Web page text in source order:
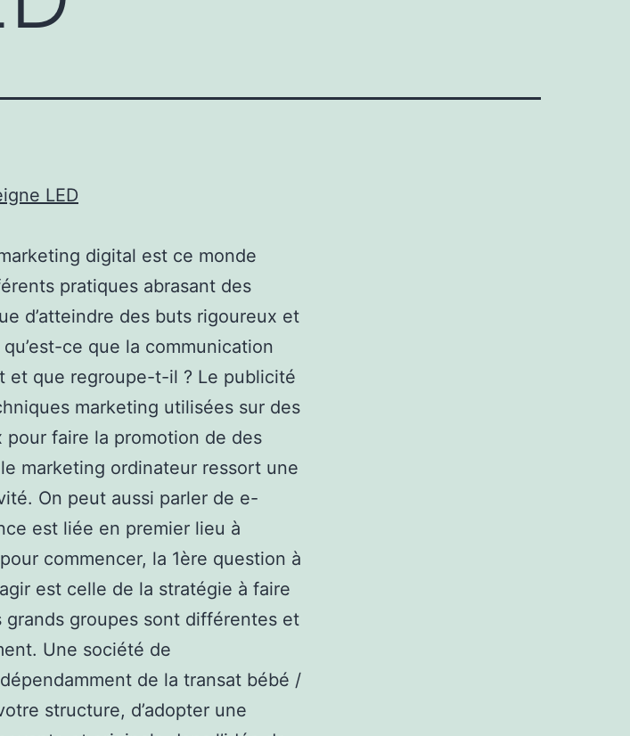
LED
digital est ce monde
pratiques abrasant des
d’atteindre des buts rigoureux et
ce que la communication
et que regroupe-t-il ? Le publicité
marketing utilisées sur des
faire la promotion de des
marketing ordinateur ressort une
On peut aussi parler de e-
est liée en premier lieu à
commencer, la 1ère question à
est celle de la stratégie à faire
grands groupes sont différentes et
Une société de
de la transat bébé /
structure, d’adopter une